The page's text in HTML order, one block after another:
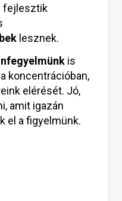
fejlesztik
lesznek.
is
koncentrációban,
elérését. Jó,
amit igazán
el a figyelmünk.